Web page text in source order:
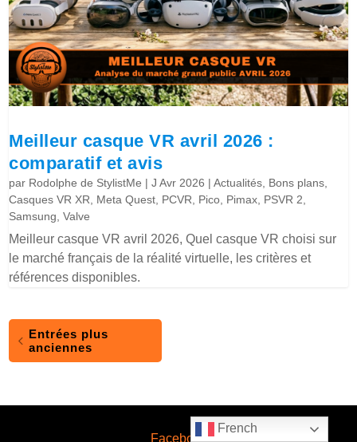
Meilleur casque VR avril 2026 :
comparatif et avis
par Rodolphe de StylistMe |J Avr 2026 |Actualités Bons plans
Casques VR XR
Meta Quest PCVR Pico Pimax PSVR 2
Samsung ,Valve
Meilleur casque VR avril 2026, Quel casque VR choisi sur
le marché français de la réalité virtuelle, les critères et
références disponibles.
Entrées plus
anciennes
Facebook
French